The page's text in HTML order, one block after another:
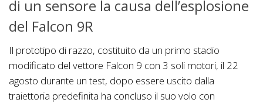
di un sensore la causa dell’esplosione
del Falcon 9R
Il prototipo di razzo, costituito da un primo stadio
modificato del vettore Falcon 9 con 3 soli motori, il 22
agosto durante un test, dopo essere uscito dalla
traiettoria predefinita ha concluso il suo volo con